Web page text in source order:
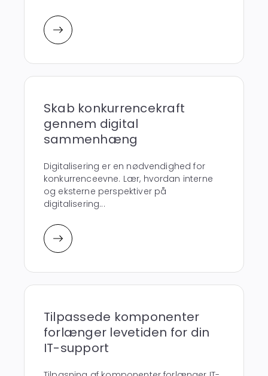
Skab konkurrencekraft
gennem digital
sammenhæng
Digitalisering er en nødvendighed for
konkurrenceevne. Lær, hvordan interne
og eksterne perspektiver på
digitalisering...
Tilpassede komponenter
forlænger levetiden for din
IT-support